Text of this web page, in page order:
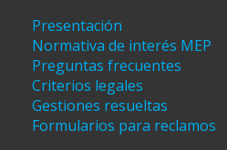
Presentación
Normativa de interés MEP
Preguntas frecuentes
Criterios legales
Gestiones resueltas
Formularios para reclamos